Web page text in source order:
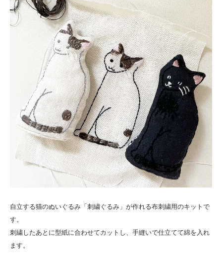
自立する猫のぬいぐるみ「刺繍ぐるみ」が作れる布刺繍用のキットで
す。
刺繍したあとに型紙に合わせてカットし、手縫いで仕立てて綿を入れ
ます。